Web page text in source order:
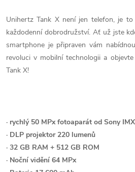
Unihertz Tank X není jen telefon, je
každodenní dobrodružství. Ať už jste
smartphone je připraven vám
revoluci v mobilní technologii a
Tank X!
· rychlý 50 MPx fotoaparát od Sony
· DLP projektor 220 lumenů
· 32 GB RAM + 512 GB ROM
· Noční vidění 64 MPx